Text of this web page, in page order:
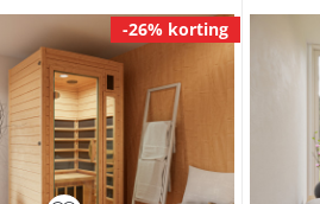
-26% korting